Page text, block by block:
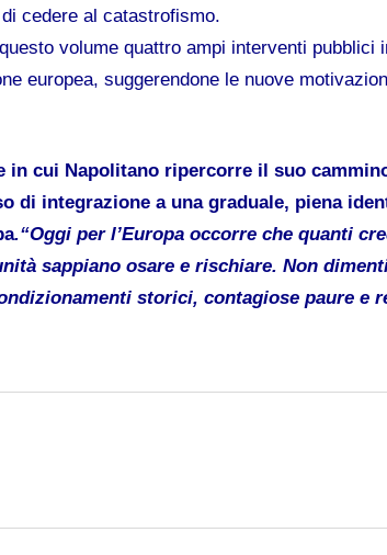
cedere al catastrofismo.
volume quattro ampi interventi pubblici
europea, suggerendone le nuove
in cui Napolitano ripercorre il suo
di integrazione a una graduale, piena
.“Oggi per l’Europa occorre che quanti
sappiano osare e rischiare. Non
storici, contagiose paure e